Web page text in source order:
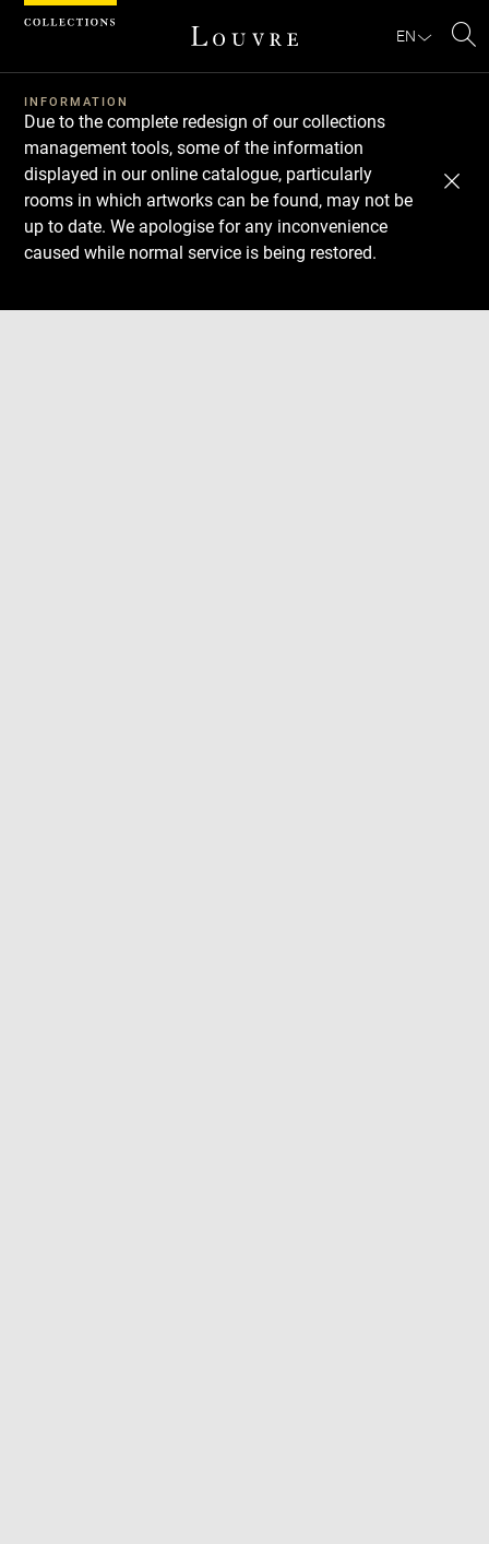
EN
INFORMATION
Due to the complete redesign of our collections
management tools, some of the information
displayed in our online catalogue, particularly
rooms in which artworks can be found, may not be
up to date. We apologise for any inconvenience
caused while normal service is being restored.
Download
Next
Previous
Cookies management panel